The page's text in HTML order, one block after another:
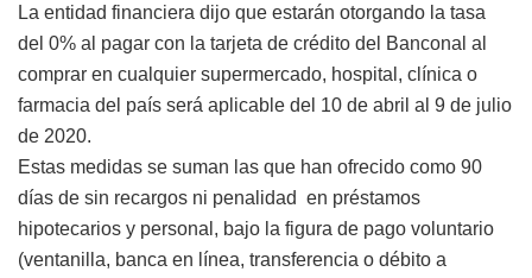
La entidad financiera dijo que estarán otorgando la tasa
del 0% al pagar con la tarjeta de crédito del Banconal al
comprar en cualquier supermercado, hospital, clínica o
farmacia del país será aplicable del 10 de abril al 9 de julio
de 2020.
Estas medidas se suman las que han ofrecido como 90
días de sin recargos ni penalidad en préstamos
hipotecarios y personal, bajo la figura de pago voluntario
(ventanilla, banca en línea, transferencia o débito a